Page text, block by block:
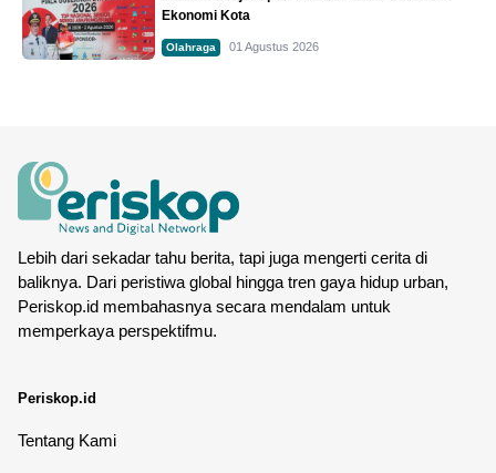
Ekonomi Kota
Olahraga 01 Agustus 2026
Lebih dari sekadar tahu berita, tapi juga mengerti cerita di
baliknya. Dari peristiwa global hingga tren gaya hidup urban,
Periskop.id membahasnya secara mendalam untuk
memperkaya perspektifmu.
Periskop.id
Tentang Kami